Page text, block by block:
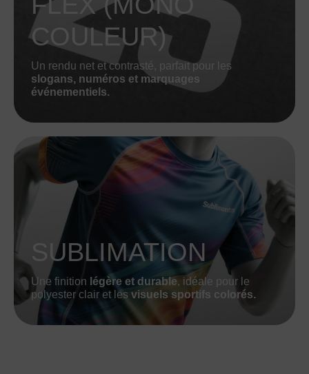
COULEUR)
Un rendu net et contrasté, parfait pour les
slogans, numéros et marquages
événementiels.
SUBLIMATION
Une finition légère et durable, idéale pour le
polyester clair et les visuels sportifs colorés.